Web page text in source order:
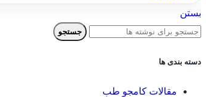
بستن
جستجو
دسته بندی ها
مقالات کامجو طب